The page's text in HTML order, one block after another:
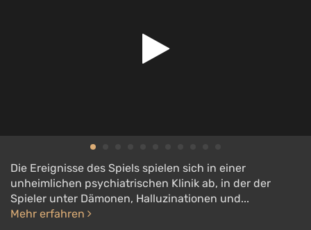
Die Ereignisse des Spiels spielen sich in einer
unheimlichen psychiatrischen Klinik ab, in der der
Spieler unter Dämonen, Halluzinationen und...
Mehr erfahren